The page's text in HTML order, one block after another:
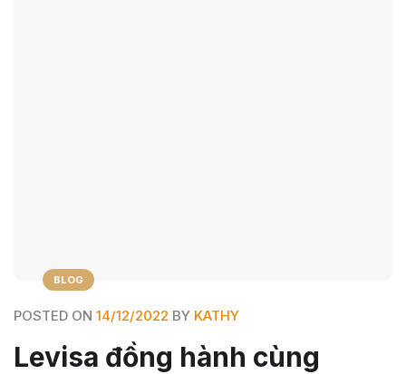
BLOG
POSTED ON 14/12/2022 BY KATHY
Levisa đồng hành cùng